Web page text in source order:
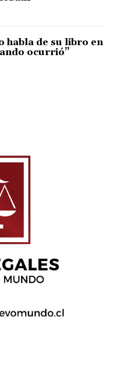
habla de su libro en
ocurrió”